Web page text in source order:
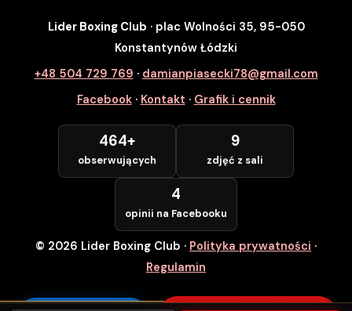
SZYBKI ZAPIS
Zapisz się na wybrane zajęcia
Numer Telefonu *
POTWIERDZAM — WCHODZĘ ZA
DARMO
Lider Boxing Club · plac Wolności 35, 95-050
Konstantynów Łódzki
+48 504 729 769 · damianpiasecki78@gmail.com
Facebook· Kontakt · Grafik i cennik
464+
obserwujących
9
zdjęć z sali
4
opinii na Facebooku
© 2026 Lider Boxing Club · Polityka prywatności ·
Regulamin